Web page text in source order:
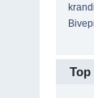
krandi
Top